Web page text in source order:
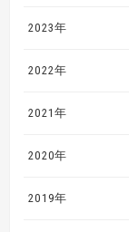
2023年
2022年
2021年
2020年
2019年